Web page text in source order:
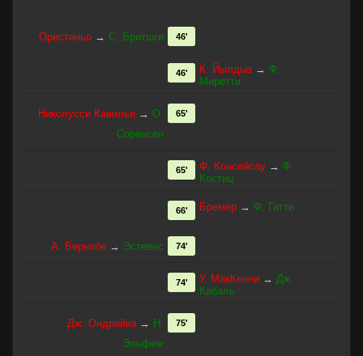
Ористаньо → С. Бритшги 46'
К. Йылдыз → Ф.
Миретти
46'
Николусси Кавилья → О.
Соренсен
65'
Ф. Консейсау → Ф.
Костиц
65'
Бремер → Ф. Гатти
66'
А. Бернабе → Эстевес 74'
У. МакКенни → Дж.
Кабаль
74'
Дж. Ондрайка→ Н.
Эльфеж
75'